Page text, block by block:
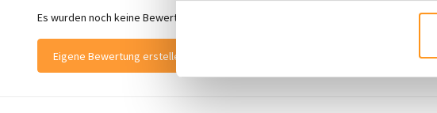
Es wurden noch keine Bewertungen für dieses Produkt abgegeben..
Eigene Bewertung erstellen